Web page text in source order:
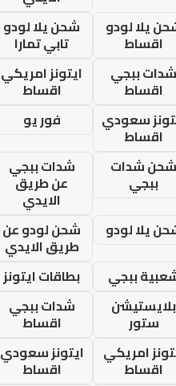
يلا لودو
اقساط
شحن يلا لودو
تابي تمارا
شدات ببجي
اقساط
ايتونز امريكي
اقساط
سعودي
اقساط
فور يو
شحن شدات
ببجي
شدات ببجي
عن طريق
الايدي
يلا لودو
شحن لودو عن
طريق الايدي
ببجي
بطاقات ايتونز
بلايستيشن
ستور
شدات ببجي
اقساط
امريكي
اقساط
ايتونز سعودي
اقساط